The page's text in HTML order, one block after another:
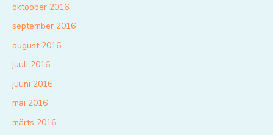
oktoober 2016
september 2016
august 2016
juuli 2016
juuni 2016
mai 2016
märts 2016